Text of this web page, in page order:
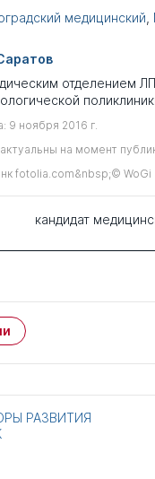
медицинский
отделением
9 ноября 2016 г.
на момент
fotolia.com&nbsp;© WoGi
кандидат
РАЗВИТИЯ